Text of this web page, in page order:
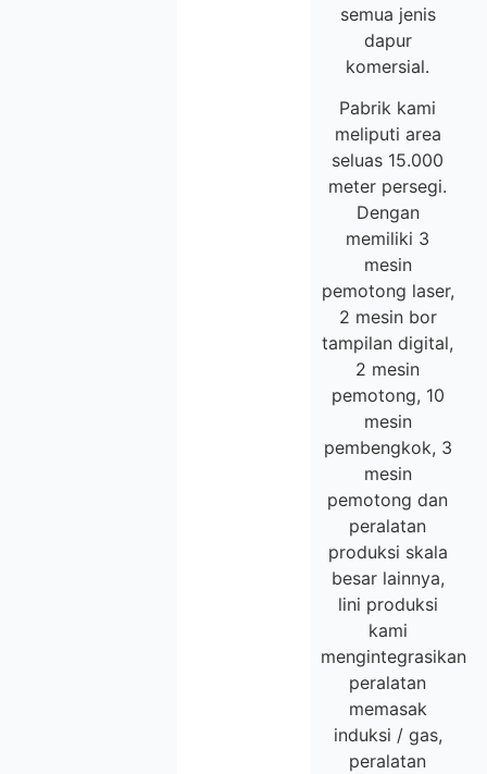
semua jenis
dapur
komersial.
Pabrik kami
meliputi area
seluas 15.000
meter persegi.
Dengan
memiliki 3
mesin
pemotong laser,
2 mesin bor
tampilan digital,
2 mesin
pemotong, 10
mesin
pembengkok, 3
mesin
pemotong dan
peralatan
produksi skala
besar lainnya,
lini produksi
kami
mengintegrasikan
peralatan
memasak
induksi / gas,
peralatan